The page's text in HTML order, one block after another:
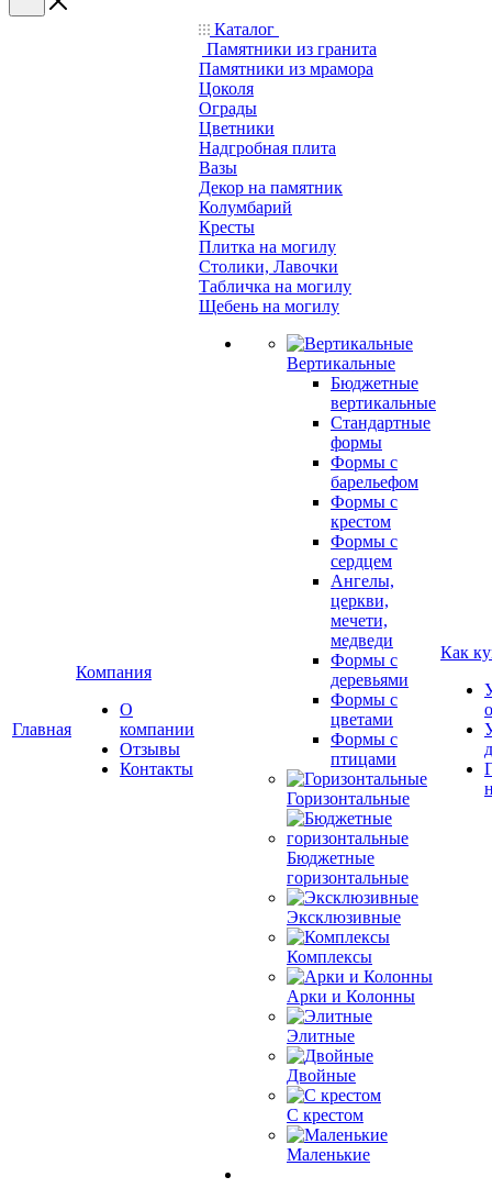
Главная
Компания
О
компании
Отзывы
Контакты
Каталог
Памятники из гранита
Памятники из мрамора
Цоколя
Ограды
Цветники
Надгробная плита
Вазы
Декор на памятник
Колумбарий
Кресты
Плитка на могилу
Столики, Лавочки
Табличка на могилу
Щебень на могилу
Вертикальные
Бюджетные
вертикальные
Стандартные
формы
Формы с
барельефом
Формы с
крестом
Формы с
сердцем
Ангелы,
церкви,
мечети,
медведи
Формы с
деревьями
Формы с
цветами
Формы с
птицами
Горизонтальные
Бюджетные
горизонтальные
Эксклюзивные
Комплексы
Арки и Колонны
Элитные
Двойные
С крестом
Маленькие
Как